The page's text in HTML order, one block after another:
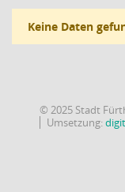
Keine Daten
© 2025 Stadt
Umsetzung: